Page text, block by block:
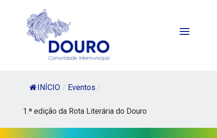
INÍCIO / Eventos /
1.ª edição da Rota Literária do Douro